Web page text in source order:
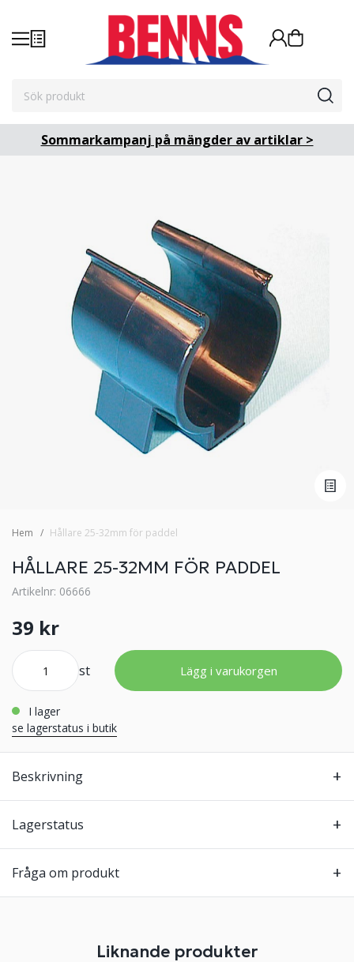
Sommarkampanj på mängder av artiklar >
Hem Hållare 25-32mm för paddel
HÅLLARE 25-32MM FÖR PADDEL
Artikelnr: 06666
39 kr
st Lägg i varukorgen
i lager
se lagerstatus i butik
Beskrivning
Lagerstatus
Fråga om produkt
Liknande produkter